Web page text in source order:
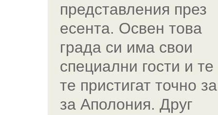
представления през
есента. Освен това
града си има свои
специални гости и те
те пристигат точно за
за Аполония. Друг